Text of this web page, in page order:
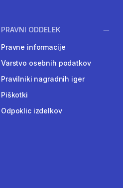
PRAVNI ODDELEK
Pravne informacije
Varstvo osebnih podatkov
Pravilniki nagradnih iger
Piškotki
Odpoklic izdelkov